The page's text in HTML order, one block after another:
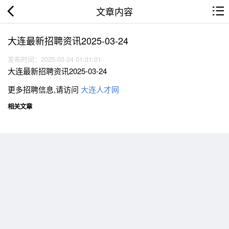
文章内容
大连最新招聘资讯2025-03-24
发布时间：2025-03-24 01:31:01
大连最新招聘资讯2025-03-24
更多招聘信息,请访问 大连人才网
相关文章